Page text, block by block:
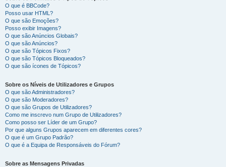
O que é BBCode?
Posso usar HTML?
O que são Emoções?
Posso exibir Imagens?
O que são Anúncios Globais?
O que são Anúncios?
O que são Tópicos Fixos?
O que são Tópicos Bloqueados?
O que são ícones de Tópicos?
Sobre os Níveis de Utilizadores e Grupos
O que são Administradores?
O que são Moderadores?
O que são Grupos de Utilizadores?
Como me inscrevo num Grupo de Utilizadores?
Como posso ser Líder de um Grupo?
Por que alguns Grupos aparecem em diferentes cores?
O que é um Grupo Padrão?
O que é a Equipa de Responsáveis do Fórum?
Sobre as Mensagens Privadas